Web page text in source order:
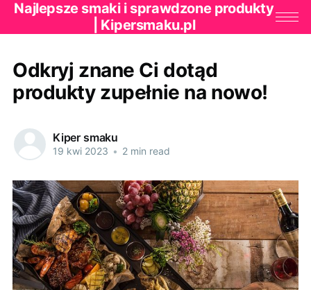
Najlepsze smaki i sprawdzone produkty
| Kipersmaku.pl
Odkryj znane Ci dotąd
produkty zupełnie na nowo!
Kiper smaku
19 kwi 2023 • 2 min read